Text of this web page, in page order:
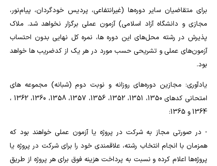
برای متقاضیان سایر دوره‌ها (غیرانتفاعی، پردیس خودگردان، پیام‌نور،
مجازی و دانشگاه آزاد اسلامی) آزمون عملی برگزار نخواهد شد. ملاک
پذیرش در رشته محل‌های این دوره ها، نمره کل نهایی بدون احتساب
آزمون‌های عملی و تشریحی حسب مورد در هر یک از کدضریب ها خواهد
بود.
یادآوری: مجازین دوره‌های روزانه و نوبت دوم (شبانه) مجموعه های
امتحانی کدهای 1350، 1351، 1352، 1356، 1357، 1358، 1360، 1362 ،
1364 و 1365:
- در صورتی مجاز به شرکت در پروژه یا آزمون عملی خواهند بود که
همزمان با انجام انتخاب رشته، علاقمندی خود را برای شرکت در پروژه یا
پروژه‌ها اعلام کرده و نسبت به پرداخت هزینه فوق برای هر پروژه از طریق